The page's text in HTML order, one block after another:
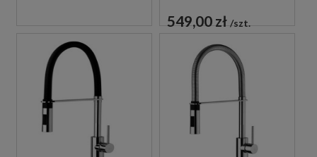
549,00 zł szt.